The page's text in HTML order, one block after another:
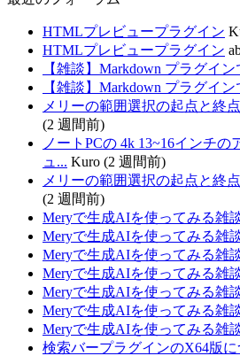
HTMLプレビュープラグイン
HTMLプレビュープラグイン
【雑談】Markdown プラグイン
【雑談】Markdown プラグイン
メリーの範囲選択の起点と終
(2 週間前)
ノートPCの 4k 13~16インチ
ュ... Kuro (2 週間前)
メリーの範囲選択の起点と終
(2 週間前)
Meryで生成AIを使ってみる雑
Meryで生成AIを使ってみる雑
Meryで生成AIを使ってみる雑
Meryで生成AIを使ってみる雑
Meryで生成AIを使ってみる雑
Meryで生成AIを使ってみる雑
Meryで生成AIを使ってみる雑
検索バープラグインのX64版に